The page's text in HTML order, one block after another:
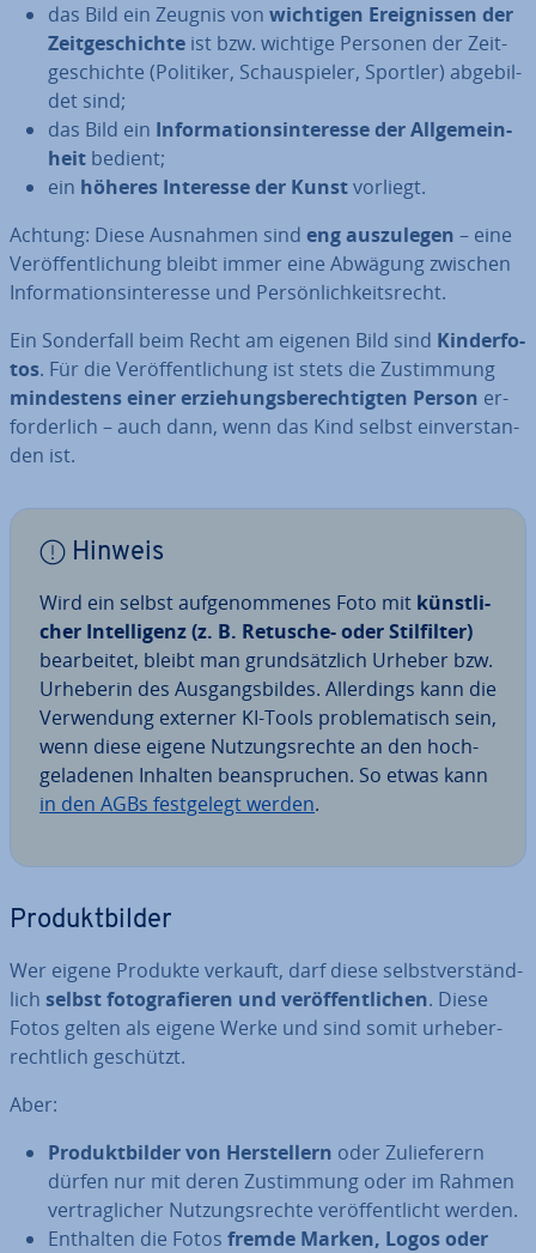
das Bild ein Zeugnis von wichtigen Er­eig­nis­sen der
Zeit­ge­schich­te ist bzw. wichtige Personen der Zeit­
ge­schich­te (Politiker, Schau­spie­ler, Sportler) ab­ge­bil­
det sind;
das Bild ein In­for­ma­ti­ons­in­ter­es­se der All­ge­mein­
heit bedient;
ein höheres Interesse der Kunstvorliegt.
Achtung: Diese Ausnahmen sind eng aus­zu­le­gen – eine
Ver­öf­fent­li­chung bleibt immer eine Abwägung zwischen
In­for­ma­ti­ons­in­ter­es­se und Per­sön­lich­keits­recht.
Ein Son­der­fall beim Recht am eigenen Bild sind Kin­der­fo­
tos. Für die Ver­öf­fent­li­chung ist stets die Zu­stim­mung
min­des­tens einer er­zie­hungs­be­rech­tig­ten Person er­
for­der­lich – auch dann, wenn das Kind selbst ein­ver­stan­
den ist.
Hinweis
Wird ein selbst auf­ge­nom­me­nes Foto mit künst­li­
cher In­tel­li­genz (z. B. Retusche- oder Stil­fil­ter)
be­ar­bei­tet, bleibt man grund­sätz­lich Urheber bzw.
Urheberin des Aus­gangs­bil­des. Al­ler­dings kann die
Ver­wen­dung externer KI-Tools pro­ble­ma­tisch sein,
wenn diese eigene Nut­zungs­rech­te an den hoch­
ge­la­de­nen Inhalten be­an­spru­chen. So etwas kann
in den AGBs fest­ge­legt werden.
Pro­dukt­bil­der
Wer eigene Produkte verkauft, darf diese selbst­ver­ständ­
lich selbst fo­to­gra­fie­ren und ver­öf­fent­li­chen. Diese
Fotos gelten als eigene Werke und sind somit ur­he­ber­
recht­lich geschützt.
Aber:
Pro­dukt­bil­der von Her­stel­lern oder Zu­lie­fe­rern
dürfen nur mit deren Zu­stim­mung oder im Rahmen
ver­trag­li­cher Nut­zungs­rech­te ver­öf­fent­licht werden.
Enthalten die Fotos fremde Marken, Logos oder